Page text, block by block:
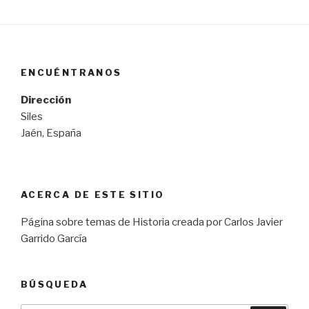
ENCUÉNTRANOS
Dirección
Siles
Jaén, España
ACERCA DE ESTE SITIO
Página sobre temas de Historia creada por Carlos Javier
Garrido García
BÚSQUEDA